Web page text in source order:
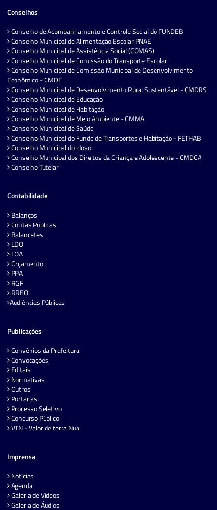
Conselhos
Conselho de Acompanhamento e Controle Social do FUNDEB
Conselho Municipal de Alimentação Escolar PNAE
Conselho Municipal de Assistência Social (COMAS)
Conselho Municipal de Comissão do Transporte Escolar
Conselho Municipal de Comissão Municipal de Desenvolvimento
Econômico - CMDE
Conselho Municipal de Desenvolvimento Rural Sustentável - CMDRS
Conselho Municipal de Educação
Conselho Municipal de Habitação
Conselho Municipal de Meio Ambiente - CMMA
Conselho Municipal de Saúde
Conselho Municipal do Fundo de Transportes e Habitação - FETHAB
Conselho Municipal do Idoso
Conselho Municipal dos Direitos da Criança e Adolescente - CMDCA
Conselho Tutelar
Contabilidade
Balanços
Contas Públicas
Balancetes
LDO
LOA
Orçamento
PPA
RGF
RREO
Audiências Públicas
Publicações
Convênios da Prefeitura
Convocações
Editais
Normativas
Outros
Portarias
Processo Seletivo
Concurso Público
VTN - Valor de terra Nua
Imprensa
Notícias
Agenda
Galeria de Vídeos
Galeria de Áudios